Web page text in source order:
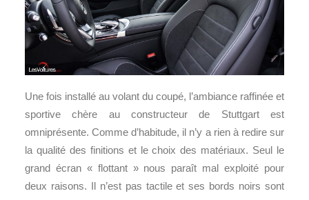
Une fois installé au volant du coupé, l’ambiance raffinée et
sportive chère au constructeur de Stuttgart est
omniprésente. Comme d’habitude, il n’y a rien à redire sur
la qualité des finitions et le choix des matériaux. Seul le
grand écran « flottant » nous paraît mal exploité pour
deux raisons. Il n’est pas tactile et ses bords noirs sont